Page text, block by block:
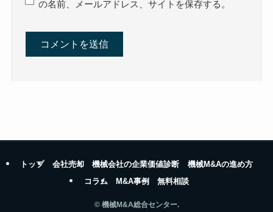
の名前、メールアドレス、サイトを保存する。
トップ 会社売却 機械会社の企業価値診断
機械M&Aの進め方
コラム
M&A事例 無料相談
©機械M&A総合センター.